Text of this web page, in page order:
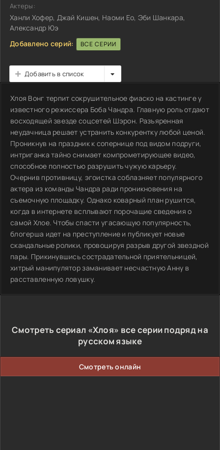
Актеры:
Ханли Хофер, Джай Кишен, Наоми Ео, Эби Шанкара,
Александр Юэ
Добавлено серий:
ВСЕ СЕРИИ
Добавить в список
Хлоя Вонг терпит сокрушительное фиаско на кастинге у
известного режиссера Боба Чандра. Главную роль отдают
восходящей звезде соцсетей Шэрон. Разъяренная
неудачница решает устранить конкурентку любой ценой.
Проникнув на праздник к сопернице под видом подруги,
интриганка тайно снимает компрометирующее видео,
способное полностью разрушить чужую карьеру.
Очернив противницу, эгоистка соблазняет популярного
актера из команды Чандра ради проникновения на
съемочную площадку. Однако коварный план рушится,
когда в интернете всплывают порочащие сведения о
самой Хлое. Чтобы спасти угасающую популярность,
блогерша идет на преступление и публикует новые
скандальные ролики, провоцируя разрыв другой звездной
пары. Прикинувшись сострадательной приятельницей,
хитрый манипулятор заманивает несчастную Анну в
расставленную ловушку.
Смотреть сериал «Хлоя» все серии подряд на
русском языке
Смотреть онлайн